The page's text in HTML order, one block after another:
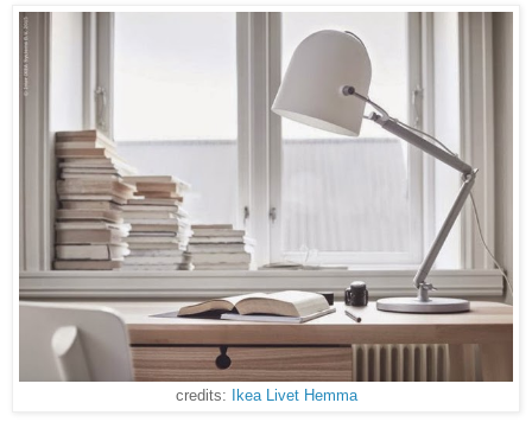
credits: Ikea Livet Hemma